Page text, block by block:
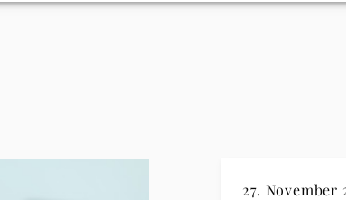
27. November